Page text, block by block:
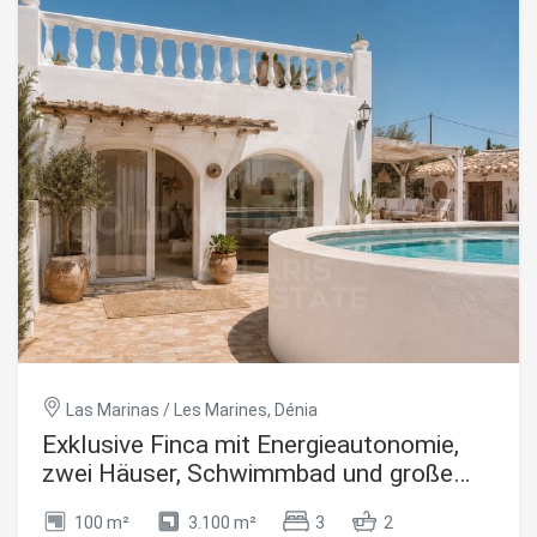
was es zu einer idealen Option für Entwickler und
Investoren macht, die ein Wohnprojekt mit großem
Rentabilitätspotenzial in einem der am schnellsten
wachsenden Gebiete der Costa Blanca suchen. Die
ausgezeichnete Lage ermöglicht es Ihnen, alle wichtigen
Dienstleistungen in fußläufiger Entfernung zu genießen,
darunter Geschäfte, Bildungszentren, Freizeitgebiete und
schnelle Verbindungen nach Dénia und den wichtigsten
Verkehrswege. Außerdem sind die Strände von El Verger
nur wenige Autominuten entfernt. Eine Investition mit
großem Entwicklungspotenzial in einer Gemeinde, die sich
ständig ausbaut. Wichtige Merkmale: Stadtgrundstück von
820 m². Möglichkeit, zwischen 30 und 36 Häuser zu bauen.
Südwestliche Ausrichtung. Lage in der Nähe des
Kulturhauses. Eine ausgezeichnete Gelegenheit für
Entwickler und Investoren. Preis: 450.000 €. #ref:CBS923
Las Marinas / Les Marines, Dénia
Exklusive Finca mit Energieautonomie,
zwei Häuser, Schwimmbad und große
100 m² 3.100 m² 3 2